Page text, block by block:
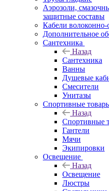
Аэрозоли,
защитные составы
Кабели волоконно-
Дополнительное
Сантехника
Назад
Сантехника
Ванны
Душевые
Смесители
Унитазы
Спортивные
Назад
Спортивные
Гантели
Мячи
Экипировки
Освещение
Назад
Освещение
Люстры